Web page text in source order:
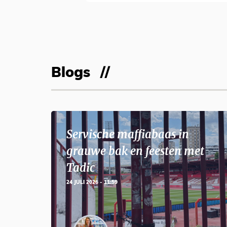
Blogs
Servische maffiabaas in
grauwe bak en feesten met
Tadic
24 JULI 2026 - 11:59